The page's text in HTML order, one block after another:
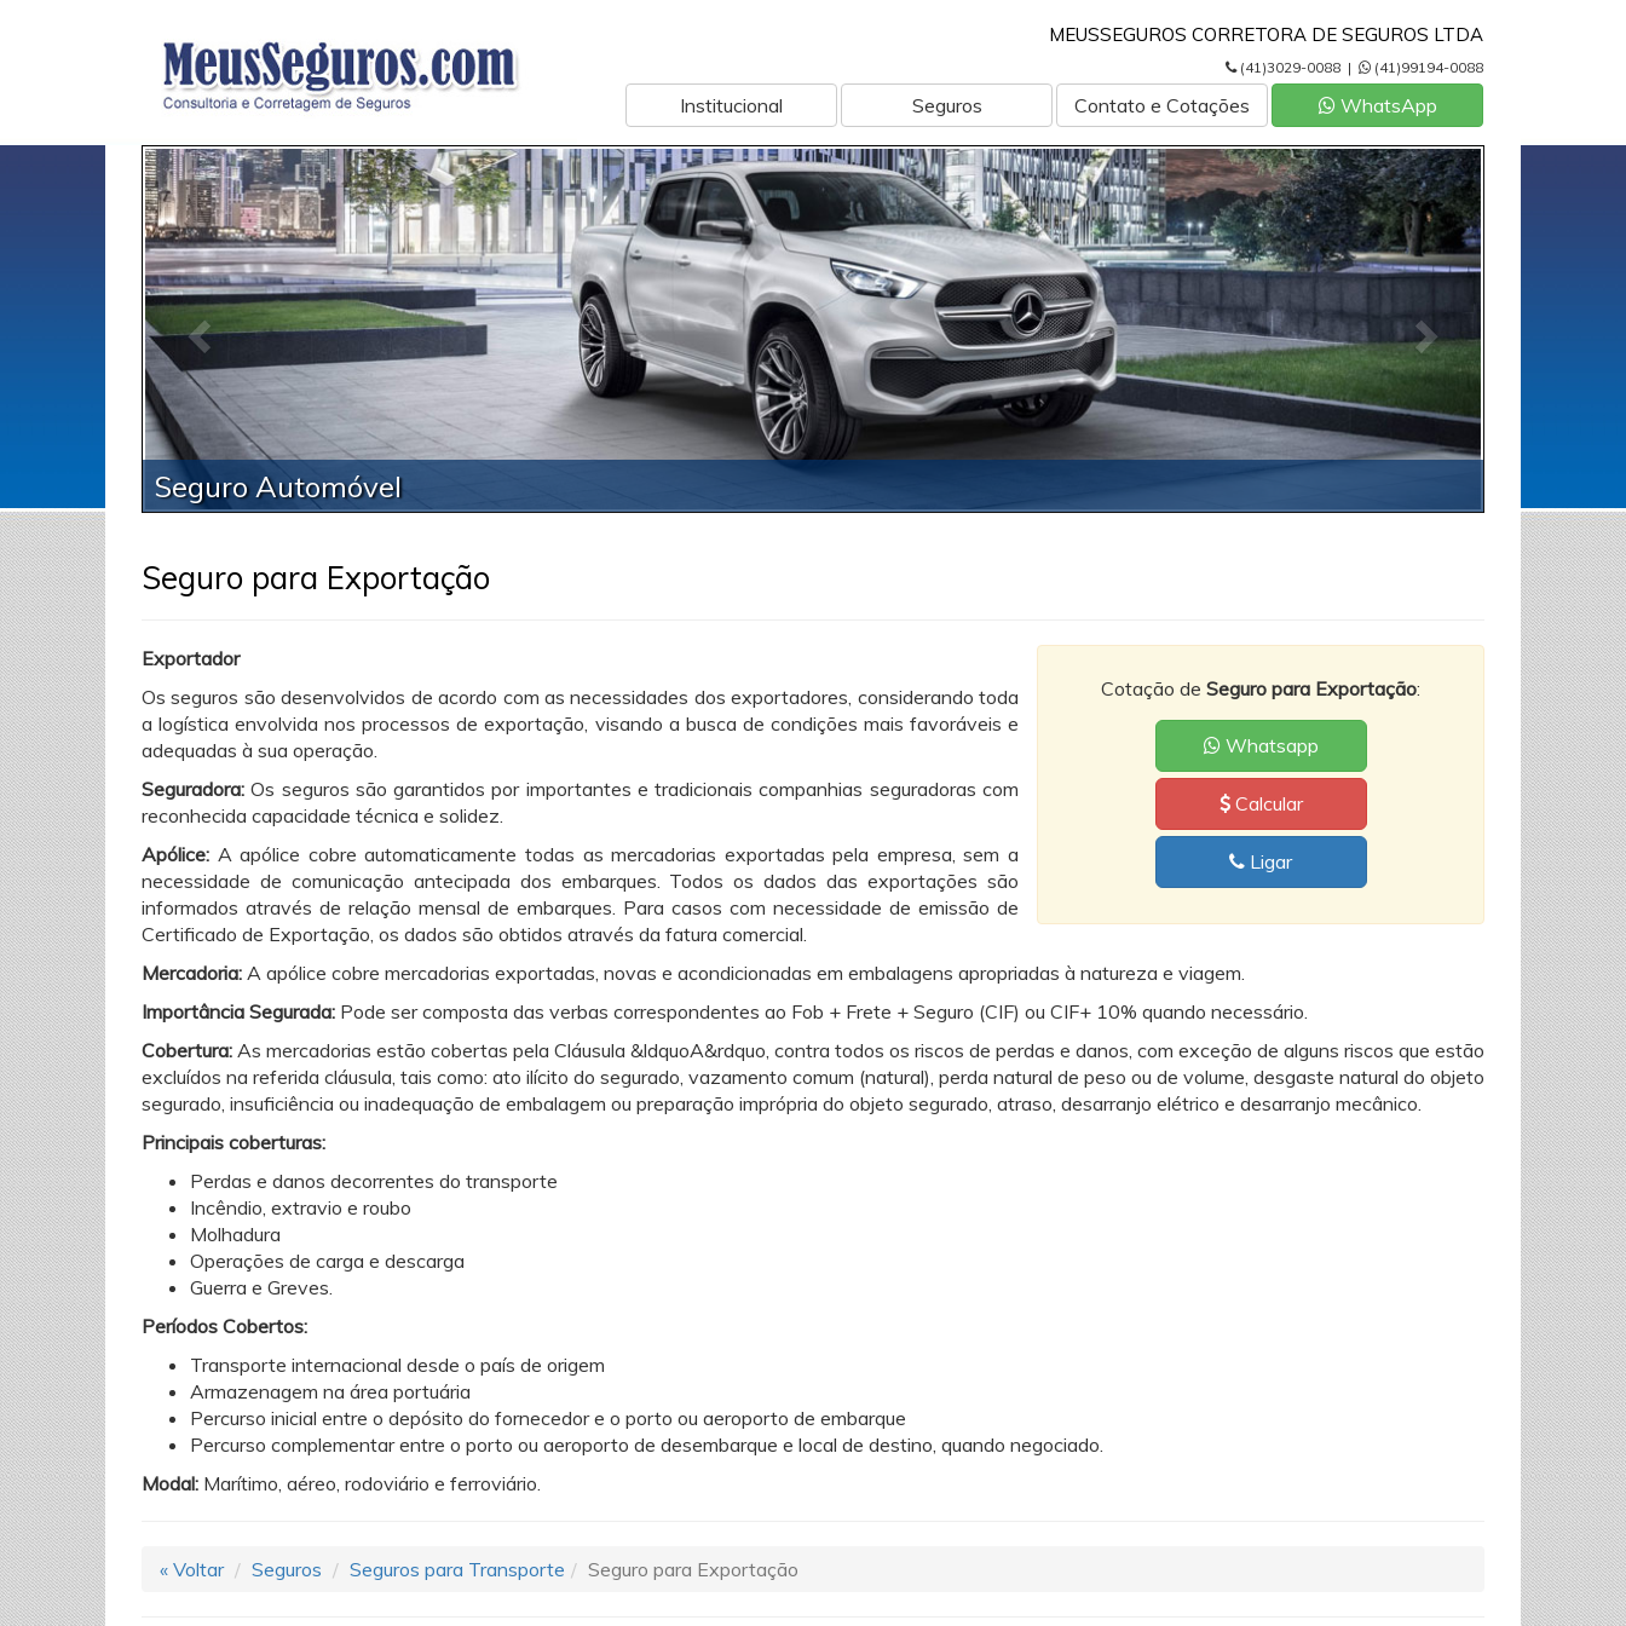
MEUSSEGUROS CORRETORA DE SEGUROS LTDA
(41)3029-0088 | (41)99194-0088
Institucional Seguros Contato e Cotações WhatsApp
Seguro Automóvel
A P
Seguro para Exportação
Cotação de Seguro para Exportação:
Whatsapp
Calcular
Ligar
Exportador
Os seguros são desenvolvidos de acordo com as necessidades dos exportadores, considerando toda
a logística envolvida nos processos de exportação, visando a busca de condições mais favoráveis e
adequadas à sua operação.
Seguradora: Os seguros são garantidos por importantes e tradicionais companhias seguradoras com
reconhecida capacidade técnica e solidez.
Apólice: A apólice cobre automaticamente todas as mercadorias exportadas pela empresa, sem a
necessidade de comunicação antecipada dos embarques. Todos os dados das exportações são
informados através de relação mensal de embarques. Para casos com necessidade de emissão de
Certificado de Exportação, os dados são obtidos através da fatura comercial.
Mercadoria: A apólice cobre mercadorias exportadas, novas e acondicionadas em embalagens apropriadas à natureza e viagem.
Importância Segurada: Pode ser composta das verbas correspondentes ao Fob + Frete + Seguro (CIF) ou CIF+ 10% quando necessário.
Cobertura: As mercadorias estão cobertas pela Cláusula &ldquoA&rdquo, contra todos os riscos de perdas e danos, com exceção de alguns riscos que estão
excluídos na referida cláusula, tais como: ato ilícito do segurado, vazamento comum (natural), perda natural de peso ou de volume, desgaste natural do objeto
segurado, insuficiência ou inadequação de embalagem ou preparação imprópria do objeto segurado, atraso, desarranjo elétrico e desarranjo mecânico.
Principais coberturas:
Perdas e danos decorrentes do transporte
Incêndio, extravio e roubo
Molhadura
Operações de carga e descarga
Guerra e Greves.
Períodos Cobertos:
Transporte internacional desde o país de origem
Armazenagem na área portuária
Percurso inicial entre o depósito do fornecedor e o porto ou aeroporto de embarque
Percurso complementar entre o porto ou aeroporto de desembarque e local de destino, quando negociado.
Modal: Marítimo, aéreo, rodoviário e ferroviário.
« Voltar Seguros Seguros para Transporte Seguro para Exportação